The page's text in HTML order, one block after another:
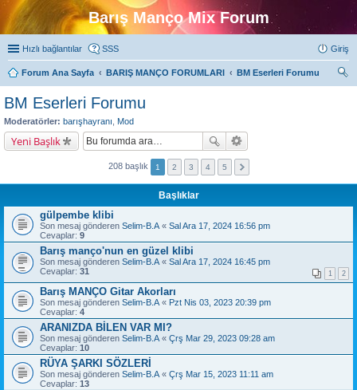
Barış Manço Mix Forum
Hızlı bağlantılar SSS Giriş
Forum Ana Sayfa BARIŞ MANÇO FORUMLARI
BM Eserleri Forumu
BM Eserleri Forumu
Moderatörler: barışhayranı Mod
Yeni Başlık
208 başlık 1 2 3 4 5
Başlıklar
gülpembe klibi
Son mesaj gönderen Selim-B.A « Sal Ara 17, 2024 16:56 pm
Cevaplar: 9
Barış manço'nun en güzel klibi
Son mesaj gönderen Selim-B.A « Sal Ara 17, 2024 16:45 pm
Cevaplar: 31 1 2
Barış MANÇO Gitar Akorları
Son mesaj gönderen Selim-B.A « Pzt Nis 03, 2023 20:39 pm
Cevaplar: 4
ARANIZDA BİLEN VAR MI?
Son mesaj gönderen Selim-B.A « Çrş Mar 29, 2023 09:28 am
Cevaplar: 10
RÜYA ŞARKI SÖZLERİ
Son mesaj gönderen Selim-B.A « Çrş Mar 15, 2023 11:11 am
Cevaplar: 13